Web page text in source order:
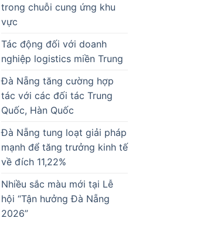
trong chuỗi cung ứng khu
vực
Tác động đối với doanh
nghiệp logistics miền Trung
Đà Nẵng tăng cường hợp
tác với các đối tác Trung
Quốc, Hàn Quốc
Đà Nẵng tung loạt giải pháp
mạnh để tăng trưởng kinh tế
về đích 11,22%
Nhiều sắc màu mới tại Lễ
hội “Tận hưởng Đà Nẵng
2026”